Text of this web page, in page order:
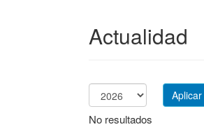
Actualidad
Año
Aplicar
No resultados